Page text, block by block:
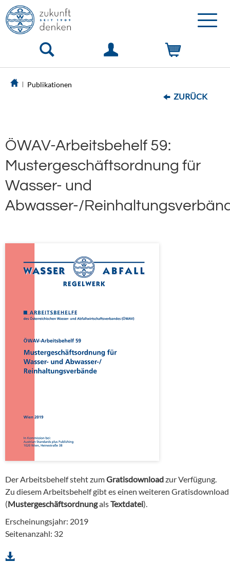
Toggle
Publikationen
ZURÜCK
ÖWAV-Arbeitsbehelf 59:
Mustergeschäftsordnung für
Wasser- und
Abwasser-/
Der Arbeitsbehelf steht zumGratisdownloadzur Verfügung.
Zu diesem Arbeitsbehelf gibt es einen weiteren Gratisdownload
(MustergeschäftsordnungalsTextdatei).
Erscheinungsjahr: 2019
Seitenanzahl: 32